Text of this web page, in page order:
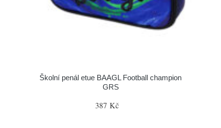
Školní penál etue BAAGL Football champion
GRS
387 Kč